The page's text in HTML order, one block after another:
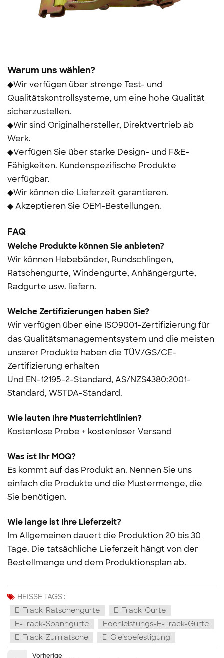
Warum uns wählen?
◆Wir verfügen über strenge Test- und
Qualitätskontrollsysteme, um eine hohe Qualität
sicherzustellen.
◆Wir sind Originalhersteller, Direktvertrieb ab
Werk.
◆Verfügen Sie über starke Design- und F&E-
Fähigkeiten. Kundenspezifische Produkte
verfügbar.
◆Wir können die Lieferzeit garantieren.
◆ Akzeptieren Sie OEM-Bestellungen.
FAQ
Welche Produkte können Sie anbieten?
Wir können Hebebänder, Rundschlingen,
Ratschengurte, Windengurte, Anhängergurte,
Radgurte usw. liefern.
Welche Zertifizierungen haben Sie?
Wir verfügen über eine ISO9001-Zertifizierung für
das Qualitätsmanagementsystem und die meisten
unserer Produkte haben die TÜV/GS/CE-
Zertifizierung erhalten
Und EN-12195-2-Standard, AS/NZS4380:2001-
Standard, WSTDA-Standard.
Wie lauten Ihre Musterrichtlinien?
Kostenlose Probe + kostenloser Versand
Was ist Ihr MOQ?
Es kommt auf das Produkt an. Nennen Sie uns
einfach die Produkte und die Mustermenge, die
Sie benötigen.
Wie lange ist Ihre Lieferzeit?
Im Allgemeinen dauert die Produktion 20 bis 30
Tage. Die tatsächliche Lieferzeit hängt von der
Bestellmenge und dem Produktionsplan ab.
HEISSE TAGS :
E-Track-Ratschengurte
E-Track-Gurte
E-Track-Spanngurte
Hochleistungs-E-Track-Gurte
E-Track-Zurrratsche
E-Gleisbefestigung
Vorherige